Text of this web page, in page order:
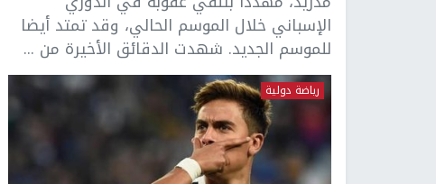
الإسباني خلال الموسم الحالي، وقد تمتد أيضا
للموسم الجديد. شهدت الدقائق الأخيرة من ...
رياضة دولية